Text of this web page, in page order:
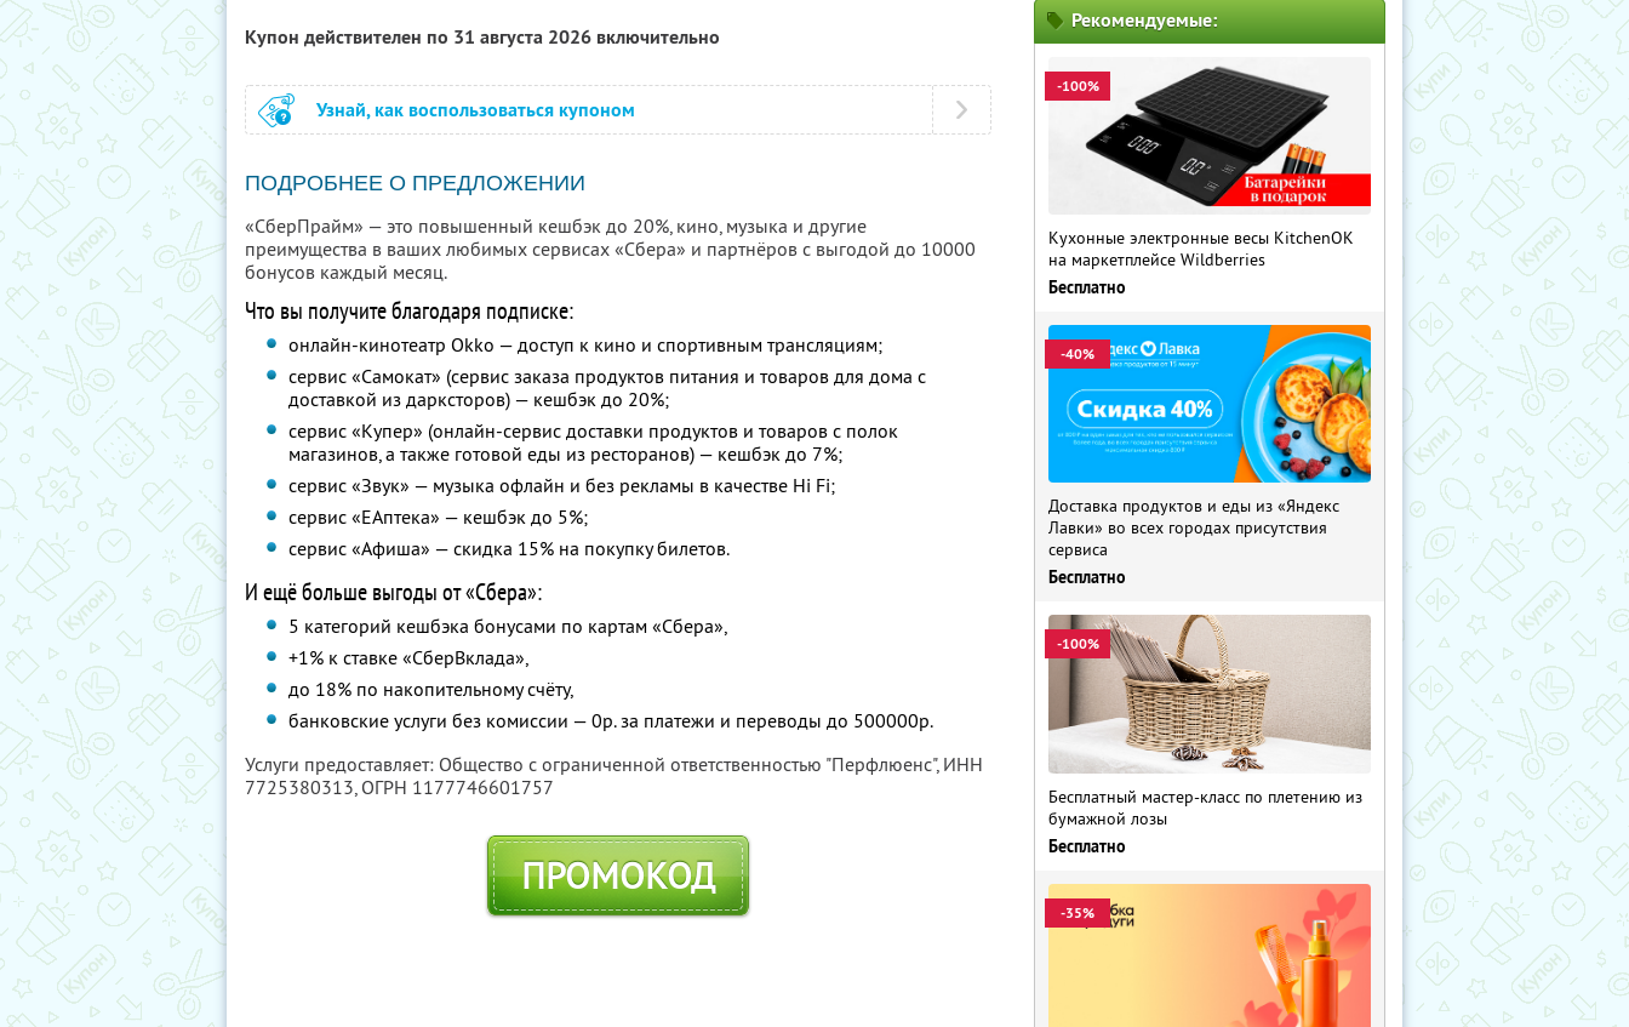
Купон действителен по 31 августа 2026 включительно
Узнай, как воспользоваться купоном
ПОДРОБНЕЕ О ПРЕДЛОЖЕНИИ
«СберПрайм» — это повышенный кешбэк до 20%, кино, музыка и другие
преимущества в ваших любимых сервисах «Сбера» и партнёров с выгодой до 10000
бонусов каждый месяц.
Что вы получите благодаря подписке:
онлайн-кинотеатр Okko — доступ к кино и спортивным трансляциям;
сервис «Самокат» (сервис заказа продуктов питания и товаров для дома с
доставкой из дарксторов) — кешбэк до 20%;
сервис «Купер» (онлайн-сервис доставки продуктов и товаров с полок
магазинов, а также готовой еды из ресторанов) — кешбэк до 7%;
сервис «Звук» — музыка офлайн и без рекламы в качестве Hi Fi;
сервис «ЕАптека» — кешбэк до 5%;
сервис «Афиша» — скидка 15% на покупку билетов.
И ещё больше выгоды от «Сбера»:
5 категорий кешбэка бонусами по картам «Сбера»,
+1% к ставке «СберВклада»,
до 18% по накопительному счёту,
банковские услуги без комиссии — 0р. за платежи и переводы до 500000р.
Услуги предоставляет: Общество с ограниченной ответственностью "Перфлюенс", ИНН
7725380313, ОГРН 1177746601757
ПРОМОКОД
Рекомендуемые:
-100%
Кухонные электронные весы KitchenOK
на маркетплейсе Wildberries
Бесплатно
-40%
Доставка продуктов и еды из «Яндекс
Лавки» во всех городах присутствия
сервиса
Бесплатно
-100%
Бесплатный мастер-класс по плетению из
бумажной лозы
Бесплатно
-35%